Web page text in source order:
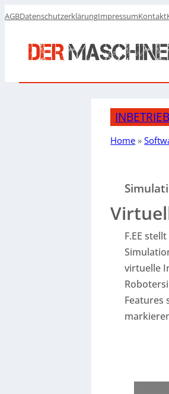
AGBDatenschutzerklärungImpressumKontakt
Home »
F.EE
virtuelle
Features